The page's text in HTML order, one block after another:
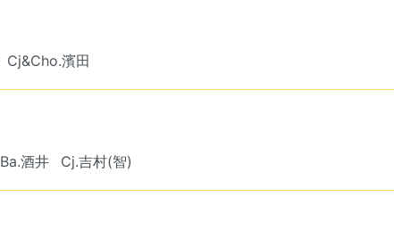
Cj&Cho.濱田
Ba.酒井 Cj.吉村(智)